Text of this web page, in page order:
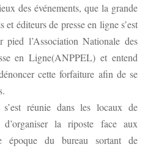
des événements, que la grande
et éditeurs de presse en ligne s’est
pied l’Association Nationale des
en Ligne(ANPPEL) et entend
cette forfaiture afin de se
réunie dans les locaux de
la riposte face aux
époque du bureau sortant de